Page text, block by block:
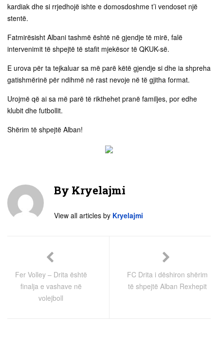
kardiak dhe si rrjedhojë ishte e domosdoshme t’i vendoset një
stentë.
Fatmirësisht Albani tashmë është në gjendje të mirë, falë
intervenimit të shpejtë të stafit mjekësor të QKUK-së.
E urova për ta tejkaluar sa më parë këtë gjendje si dhe ia shpreha
gatishmërinë për ndihmë në rast nevoje në të gjitha format.
Urojmë që ai sa më parë të rikthehet pranë familjes, por edhe
klubit dhe futbollit.
Shërim të shpejtë Alban!
By Kryelajmi
View all articles by Kryelajmi
Fer Volley – Drita është
finalja e vashave në
volejboll
FC Drita i dëshiron shërim
të shpejtë Alban Rexhepit